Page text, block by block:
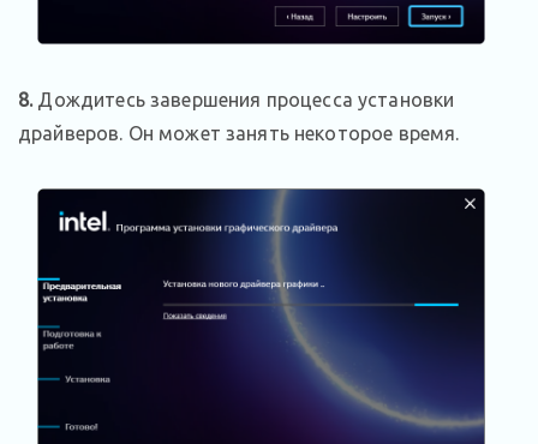
8.Дождитесь завершения процесса установки
драйверов. Он может занять некоторое время.